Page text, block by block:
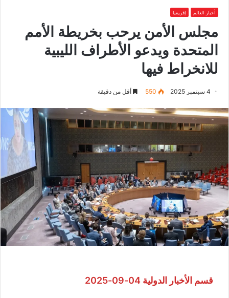
أخبار العالم إفريقيا
مجلس الأمن يرحب بخريطة الأمم
المتحدة ويدعو الأطراف الليبية
للانخراط فيها
4 سبتمبر 2025 550 أقل من دقيقة
قسم الأخبار الدولية 04-09-2025